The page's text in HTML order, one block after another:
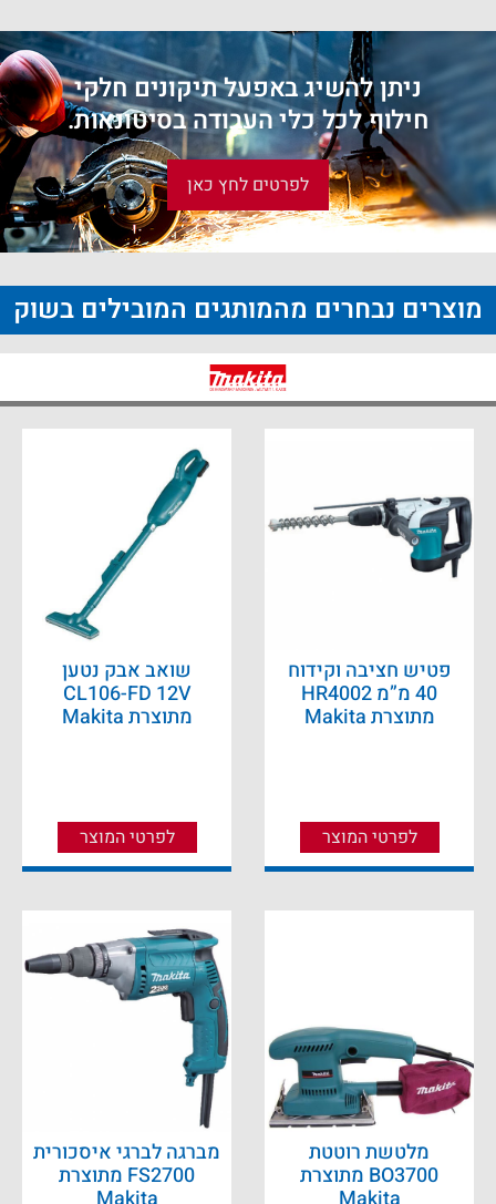
ניתן להשיג באפעל תיקונים חלקי
חילוף לכל כלי העבודה בסיטונאות.
לפרטים לחץ כאן
מוצרים נבחרים מהמותגים המובילים בשוק
פטיש חציבה וקידוח
40 מ”מ HR4002
מתוצרת Makita
לפרטי המוצר
שואב אבק נטען
CL106-FD 12V
מתוצרת Makita
לפרטי המוצר
מלטשת רוטטת
BO3700 מתוצרת
מברגה לברגי איסכורית
FS2700 מתוצרת